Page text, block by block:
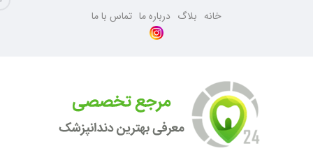
خانه بلاگ درباره ما تماس با ما